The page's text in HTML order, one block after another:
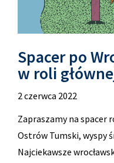
Spacer po
w roli
2 czerwca 2022
Zapraszamy na spacer
Ostrów Tumski, wyspy
Najciekawsze